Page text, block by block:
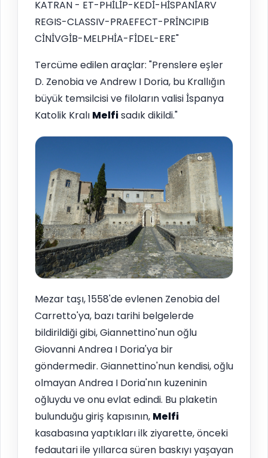
KATRAN - ET-PHİLİP-KEDİ-HİSPANİARV
REGIS-CLASSIV-PRAEFECT-PRİNCIPIB
CİNİVGİB-MELPHİA-FİDEL-ERE"
Tercüme edilen araçlar: "Prenslere eşler
D. Zenobia ve Andrew I Doria, bu Krallığın
büyük temsilcisi ve filoların valisi İspanya
Katolik Kralı Melfisadık dikildi."
Mezar taşı, 1558'de evlenen Zenobia del
Carretto'ya, bazı tarihi belgelerde
bildirildiği gibi, Giannettino'nun oğlu
Giovanni Andrea I Doria'ya bir
göndermedir. Giannettino'nun kendisi, oğlu
olmayan Andrea I Doria'nın kuzeninin
oğluydu ve onu evlat edindi. Bu plaketin
bulunduğu giriş kapısının, Melfi
kasabasına yaptıkları ilk ziyarette, önceki
fedautari ile yıllarca süren baskıyı yaşayan